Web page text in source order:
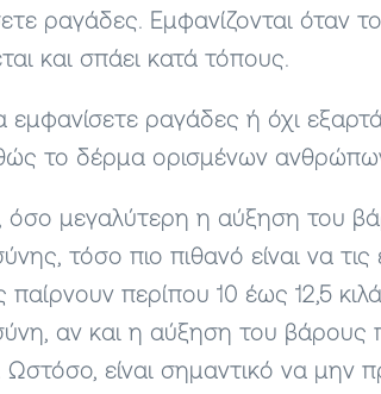
ραγάδες. Εμφανίζονται όταν
και σπάει κατά τόπους.
εμφανίσετε ραγάδες ή όχι
το δέρμα ορισμένων ανθρώπων
όσο μεγαλύτερη η αύξηση του
τόσο πιο πιθανό είναι να
παίρνουν περίπου 10 έως 12,5
αν και η αύξηση του βάρους
Ωστόσο, είναι σημαντικό να μην